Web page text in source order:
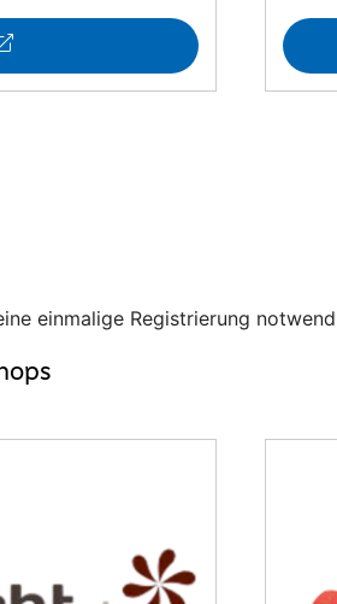
einmalige Registrierung